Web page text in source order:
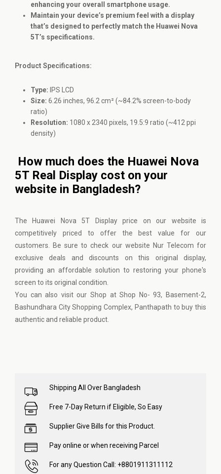
enhancing your overall smartphone usage.
Maintain your device’s premium feel with a display
that’s designed to perfectly match the Huawei Nova
5T’s specifications.
Product Specifications:
Type: IPS LCD
Size: 6.26 inches, 96.2 cm² (~84.2% screen-to-body
ratio)
Resolution: 1080 x 2340 pixels, 19.5:9 ratio (~412 ppi
density)
How much does the Huawei Nova
5T Real Display cost on your
website in Bangladesh?
The Huawei Nova 5T Display price on our website is
competitively priced to offer the best value for our
customers. Be sure to check our website Nur Telecom for
exclusive deals and discounts on this original display,
providing an affordable solution to restoring your phone's
screen to its original condition.
You can also visit our Shop at Shop No- 93, Basement-2,
Bashundhara City Shopping Complex, Panthapath to buy this
authentic and reliable product.
Shipping All Over Bangladesh
Free 7-Day Return if Eligible, So Easy
Supplier Give Bills for this Product.
Pay online or when receiving Parcel
For any Question Call: +8801911311112